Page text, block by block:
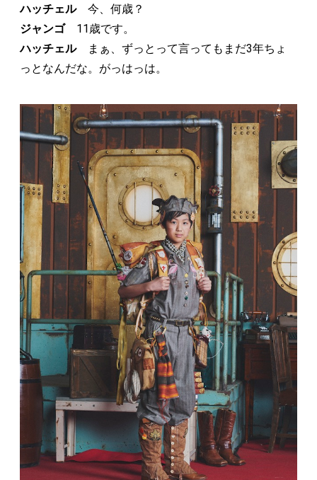
ハッチェル今、何歳？
ジャンゴ11歳です。
ハッチェルまぁ、ずっとって言ってもまだ3年ちょ
っとなんだな。がっはっは。